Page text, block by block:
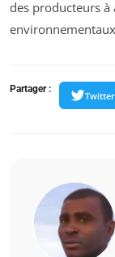
des producteurs à
Partager :
Twitter